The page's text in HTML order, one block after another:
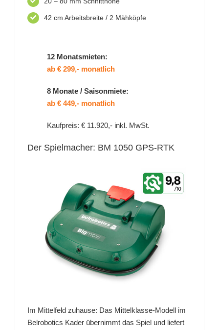
42 cm Arbeitsbreite / 2 Mähköpfe
12 Monatsmieten:
ab € 299,- monatlich
8 Monate / Saisonmiete:
ab € 449,- monatlich
Kaufpreis: € 11.920,- inkl. MwSt.
Der Spielmacher: BM 1050 GPS-RTK
Im Mittelfeld zuhause: Das Mittelklasse-Modell im
Belrobotics Kader übernimmt das Spiel und liefert